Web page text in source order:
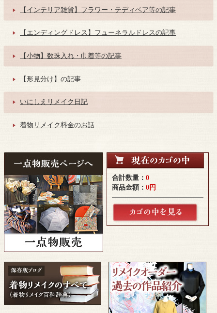
【インテリア雑貨】フラワー・テディベア等の記事
【エンディングドレス】フューネラルドレスの記事
【小物】数珠入れ・巾着等の記事
【形見分け】の記事
いにしえリメイク日記
着物リメイク料金のお話
合計数量： 0
商品金額： 0円